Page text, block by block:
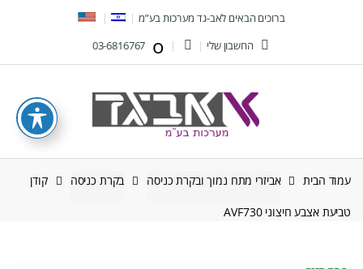
ברוכים הבאים לאב-גד מערכות בע”מ
החשבון שלי
עמוד הבית אביזרי מתח נמוך ובקרת כניסה בקרת כניסה קודן
טביעת אצבע חיצוני AVF730